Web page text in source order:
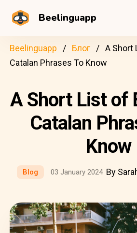
Beelinguapp
Beelinguapp Блог
A Short
Catalan Phrases To Know
A Short List of
Catalan
Know
Blog 03 January 2024 By